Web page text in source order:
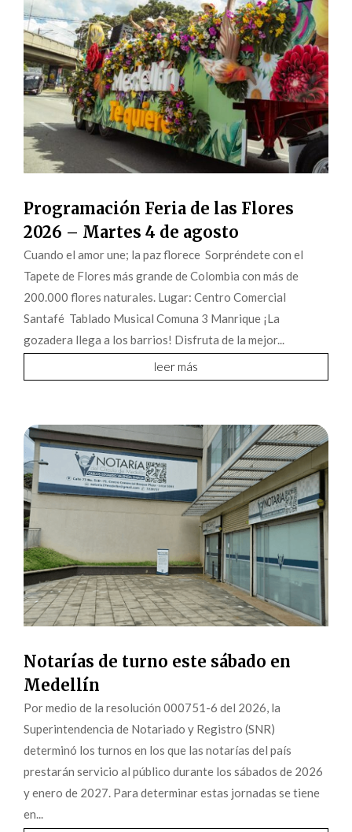
Programación Feria de las Flores
2026 – Martes 4 de agosto
Cuando el amor une; la paz florece Sorpréndete con el
Tapete de Flores más grande de Colombia con más de
200.000 flores naturales. Lugar: Centro Comercial
Santafé Tablado Musical Comuna 3 Manrique ¡La
gozadera llega a los barrios! Disfruta de la mejor...
leer más
Notarías de turno este sábado en
Medellín
Por medio de la resolución 000751-6 del 2026, la
Superintendencia de Notariado y Registro (SNR)
determinó los turnos en los que las notarías del país
prestarán servicio al público durante los sábados de 2026
y enero de 2027. Para determinar estas jornadas se tiene
en...